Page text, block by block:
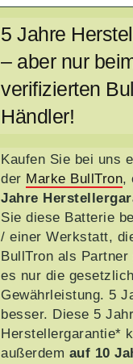
5 Jahre
– aber nur
verifizierten
Händler!
Kaufen Sie bei uns
der Marke BullTron,
Jahre
Sie diese Batterie
/ einer Werkstatt,
BullTron als
es nur die
Gewährleistung. 5
besser. Diese 5
Herstellergarantie*
außerdem auf 10